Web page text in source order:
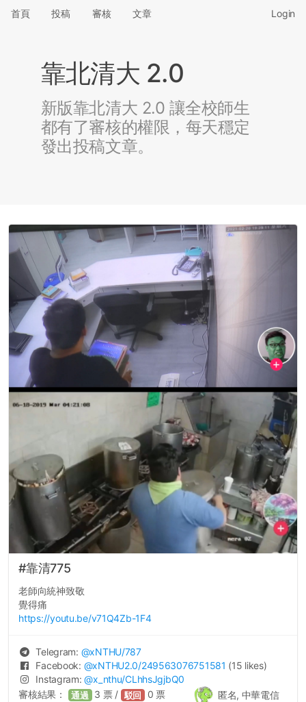
首頁 投稿 審核 文章 Login
靠北清大 2.0
新版靠北清大 2.0 讓全校師生
都有了審核的權限，每天穩定
發出投稿文章。
#靠清775
老師向統神致敬
覺得痛
https://youtu.be/v71Q4Zb-1F4
Telegram: @xNTHU/787
Facebook: @xNTHU2.0/249563076751581 (15 likes)
Instagram:@x_nthu/CLhhsJgjbQ0
匿名, 中華電信
審核結果： 通過 3 票 / 駁回 0 票